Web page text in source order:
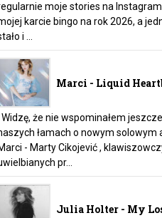
moje stories na
karcie bingo na rok 2026, a
i ...
Marci - Liquid
Widzę, że nie wspominałem
łamach o nowym solowym
- Marty Cikojević ,
pr...
Julia Holter - My